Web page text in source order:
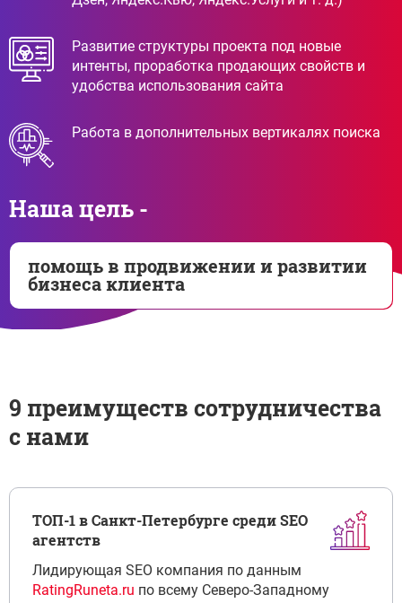
Развитие структуры проекта под новые
интенты, проработка продающих свойств и
удобства использования сайта
Работа в дополнительных вертикалях поиска
Наша цель -
помощь в продвижении и развитии
бизнеса клиента
9 преимуществ сотрудничества
с нами
ТОП-1 в Санкт-Петербурге среди SEO
агентств
Лидирующая SEO компания по данным
RatingRuneta.ru по всему Северо-Западному